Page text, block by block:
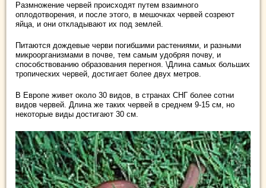
Размножение червей происходят путем взаимного
оплодотворения, и после этого, в мешочках червей созреют
яйца, и они откладывают их под землей.
Питаются дождевые черви погибшими растениями, и разными
микроорганизмами в почве, тем самым удобряя почву, и
способствованию образования перегноя. \Длина самых больших
тропических червей, достигает более двух метров.
В Европе живет около 30 видов, в странах СНГ более сотни
видов червей. Длина же таких червей в среднем 9-15 см, но
некоторые виды достигают 30 см.